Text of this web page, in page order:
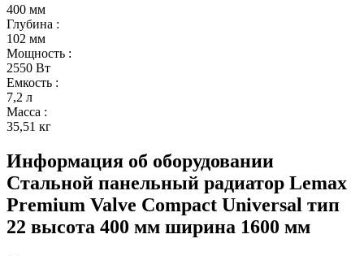
400 мм
Глубина :
102 мм
Мощность :
2550 Вт
Емкость :
7,2 л
Масса :
35,51 кг
Информация об оборудовании
Стальной панельный радиатор Lemax
Premium Valve Compact Universal тип
22 высота 400 мм ширина 1600 мм